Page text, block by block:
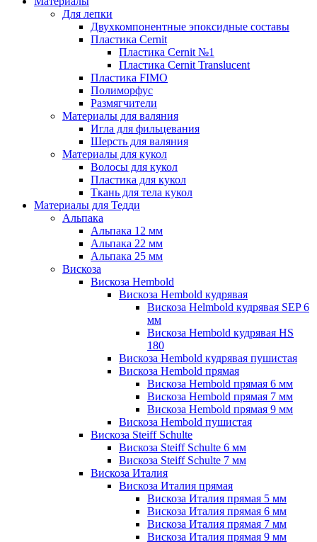
Для лепки
Двухкомпонентные эпоксидные составы
Пластика Cernit
Пластика Cernit №1
Пластика Cernit Translucent
Пластика FIMO
Полиморфус
Размягчители
Материалы для валяния
Игла для фильцевания
Шерсть для валяния
Материалы для кукол
Волосы для кукол
Пластика для кукол
Ткань для тела кукол
Материалы для Тедди
Альпака
Альпака 12 мм
Альпака 22 мм
Альпака 25 мм
Вискоза
Вискоза Hembold
Вискоза Hembold кудрявая
Вискоза Helmbold кудрявая SEP 6
мм
Вискоза Hembold кудрявая HS
180
Вискоза Hembold кудрявая пушистая
Вискоза Hembold прямая
Вискоза Hembold прямая 6 мм
Вискоза Hembold прямая 7 мм
Вискоза Hembold прямая 9 мм
Вискоза Hembold пушистая
Вискоза Steiff Schulte
Вискоза Steiff Schulte 6 мм
Вискоза Steiff Schulte 7 мм
Вискоза Италия
Вискоза Италия прямая
Вискоза Италия прямая 5 мм
Вискоза Италия прямая 6 мм
Вискоза Италия прямая 7 мм
Вискоза Италия прямая 9 мм